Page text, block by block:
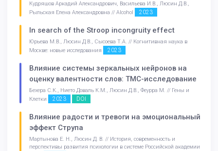
Кудряшов Аркадий Александрович, Васильева И.В., Люсин Д.В.,
Рыльская Елена Александровна // Alcohol
2023
In search of the Stroop incongruity effect
Юрьева М.В., Люсин Д.В., Сысоева Т.А. // Когнитивная наука в
Москве: новые исследования
2023
Влияние системы зеркальных нейронов на
оценку валентности слов: ТМС-исследование
Бехера С.К., Нието Доваль К.М., Люсин Д.В., Феурра М. // Гены и
Клетки
2023 DOI
Влияние радости и тревоги на эмоциональный
эффект Струпа
Мартынова Е. Н., Люсин Д. В. // История, современность и
перспективы развития психологии в системе Российской академии